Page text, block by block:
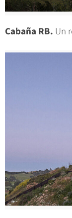
Cabaña RB. Un